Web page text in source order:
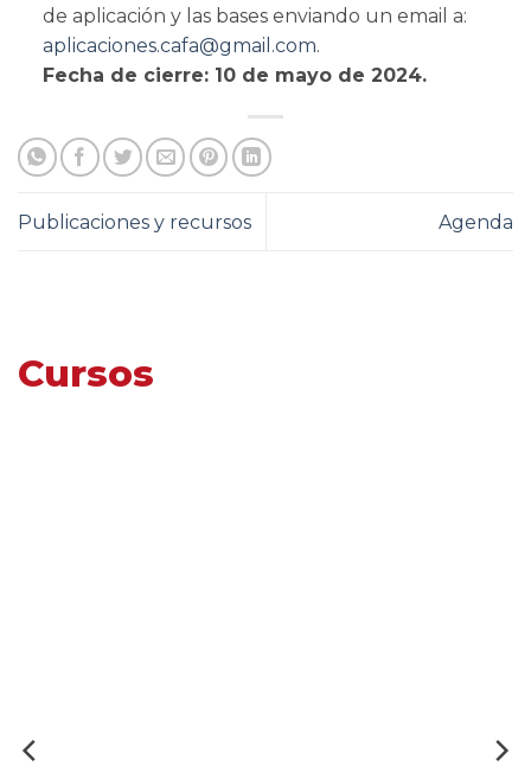
de aplicación y las bases enviando un email a:
aplicaciones.cafa@gmail.com.
Fecha de cierre: 10 de mayo de 2024.
Publicaciones y recursos Agenda
Cursos